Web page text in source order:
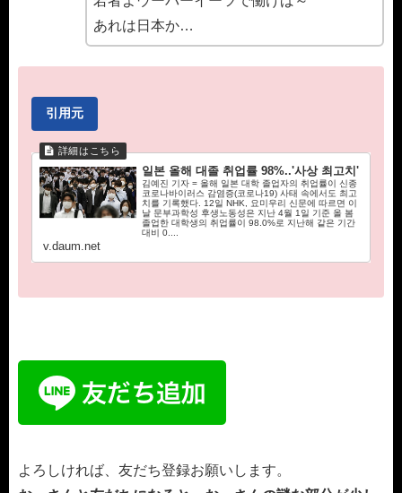
あれは日本か…
引用元
일본 올해 대졸 취업률 98%..'사상 최고치'
김예진 기자 = 올해 일본 대학 졸업자의 취업률이 신종
코로나바이러스 감염증(코로나19) 사태 속에서도 최고
치를 기록했다. 12일 NHK, 요미우리 신문에 따르면 이
날 문부과학성 후생노동성은 지난 4월 1일 기준 올 봄
졸업한 대학생의 취업률이 98.0%로 지난해 같은 기간
대비 0....
v.daum.net
よろしければ、友だち登録お願いします。